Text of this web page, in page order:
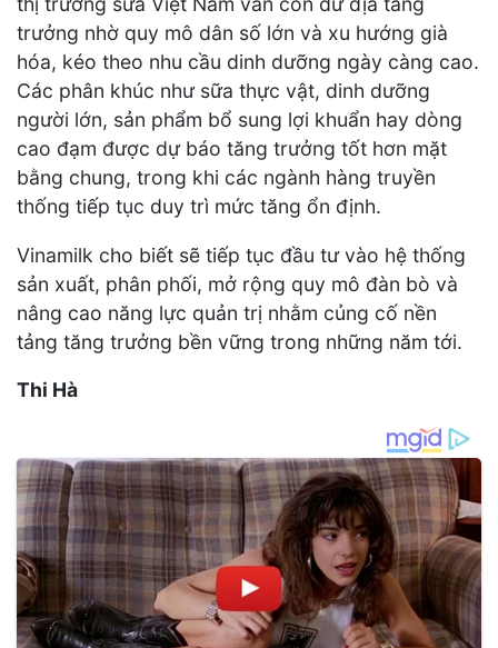
trưởng nhờ quy mô dân số lớn và xu hướng già
hóa, kéo theo nhu cầu dinh dưỡng ngày càng cao.
Các phân khúc như sữa thực vật, dinh dưỡng
người lớn, sản phẩm bổ sung lợi khuẩn hay dòng
cao đạm được dự báo tăng trưởng tốt hơn mặt
bằng chung, trong khi các ngành hàng truyền
thống tiếp tục duy trì mức tăng ổn định.
Vinamilk cho biết sẽ tiếp tục đầu tư vào hệ thống
sản xuất, phân phối, mở rộng quy mô đàn bò và
nâng cao năng lực quản trị nhằm củng cố nền
tảng tăng trưởng bền vững trong những năm tới.
Thi Hà